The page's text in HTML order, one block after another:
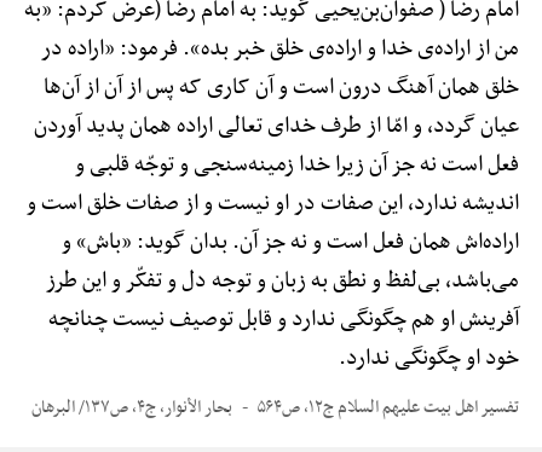
امام رضا ( صفوان‌بن‌یحیی گوید: به امام رضا (عرض کردم: «به
من از اراده‌ی خدا و اراده‌ی خلق خبر بده». فرمود: «اراده در
خلق همان آهنگ درون است و آن کاری که پس از آن از آن‌ها
عیان گردد، و امّا از طرف خدای تعالی اراده همان پدید آوردن
فعل است نه جز آن زیرا خدا زمینه‌سنجی و توجّه قلبی و
اندیشه ندارد، این صفات در او نیست و از صفات خلق است و
اراده‌اش همان فعل است و نه جز آن. بدان گوید: «باش» و
می‌باشد، بی‌لفظ و نطق به زبان و توجه دل و تفکّر و این طرز
آفرینش او هم چگونگی ندارد و قابل توصیف نیست چنانچه
خود او چگونگی ندارد.
تفسیر اهل بیت علیهم السلام ج۱۲، ص۵۶۴ بحار الأنوار، ج۴، ص۱۳۷/ البرهان